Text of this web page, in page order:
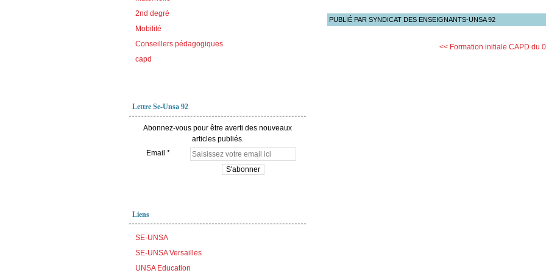
2nd degré
Mobilité
Conseillers pédagogiques
capd
Lettre Se-Unsa 92
Abonnez-vous pour être averti des nouveaux
articles publiés.
Email
Liens
SE-UNSA
SE-UNSA Versailles
UNSA Education
PUBLIÉ PAR SYNDICAT DES ENSEIGNANTS-UNSA 92
<< Formation initiale CAPD du